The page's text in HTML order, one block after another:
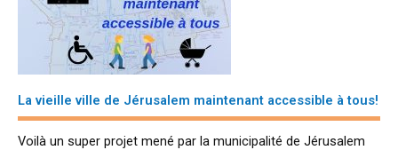
La vieille ville de Jérusalem maintenant accessible à tous!
Voilà un super projet mené par la municipalité de Jérusalem